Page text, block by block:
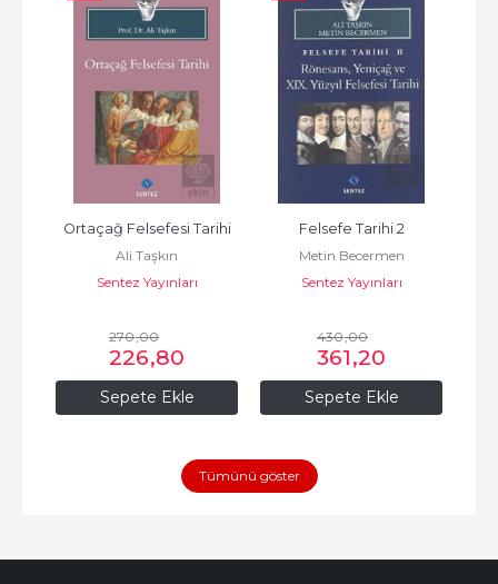
Sepete Ekle
Ortaçağ Felsefesi Tarihi
Ali Taşkın
Sentez Yayınları
270,00
226,80
Sepete Ekle
Felsefe Tarihi 2
Metin Becermen
Sentez Yayınları
430,00
361,20
Tümünü göster